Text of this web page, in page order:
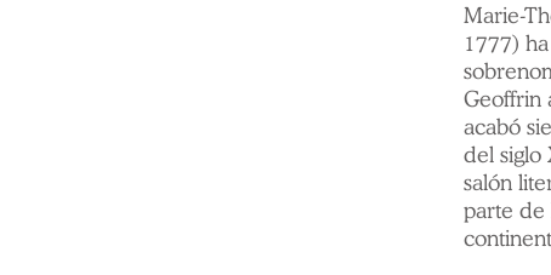
Marie-
1777)
Geoffrin
acabó
del siglo
salón
parte de